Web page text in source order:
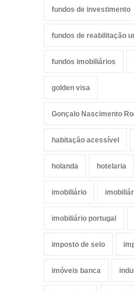
fundos de investimento
fundos de reabilitação
fundos imobiliários
golden visa
Gonçalo Nascimento
habitação acessível
holanda hotelaria
imobiliário
imobiliário portugal
imposto de selo
imóveis banca